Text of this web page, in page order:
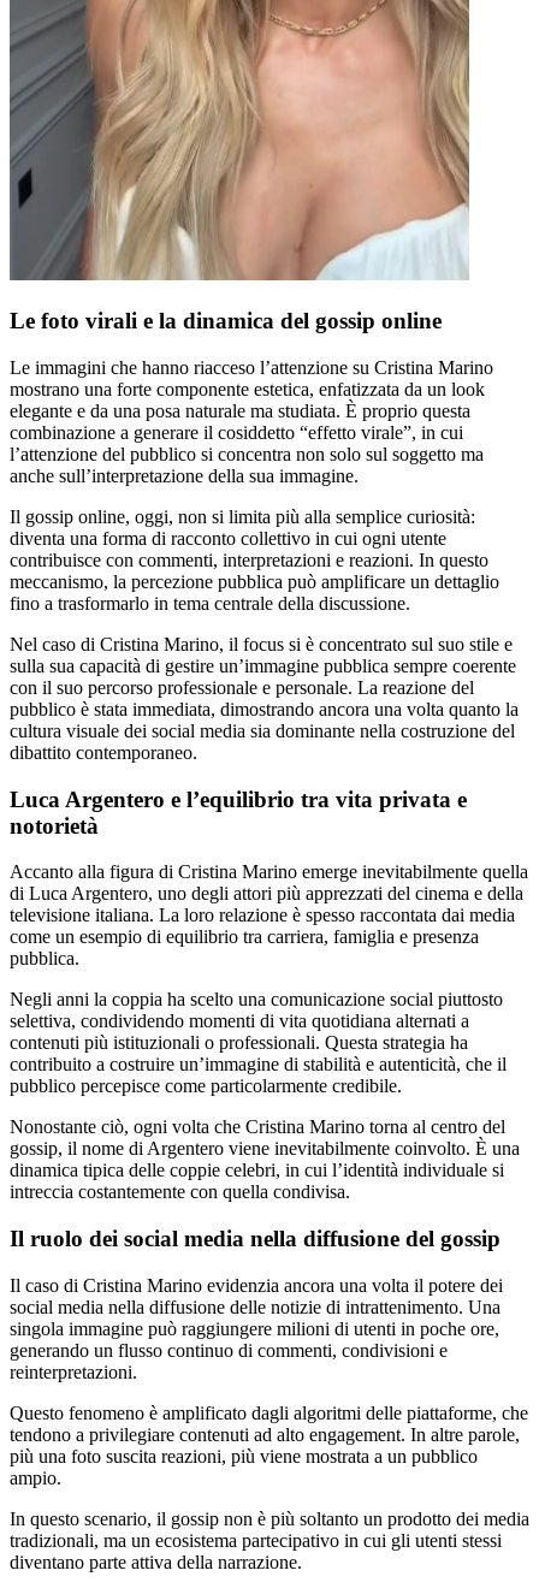
Le foto virali e la dinamica del gossip online
Le immagini che hanno riacceso l’attenzione su Cristina Marino
mostrano una forte componente estetica, enfatizzata da un look
elegante e da una posa naturale ma studiata. È proprio questa
combinazione a generare il cosiddetto “effetto virale”, in cui
l’attenzione del pubblico si concentra non solo sul soggetto ma
anche sull’interpretazione della sua immagine.
Il gossip online, oggi, non si limita più alla semplice curiosità:
diventa una forma di racconto collettivo in cui ogni utente
contribuisce con commenti, interpretazioni e reazioni. In questo
meccanismo, la percezione pubblica può amplificare un dettaglio
fino a trasformarlo in tema centrale della discussione.
Nel caso di Cristina Marino, il focus si è concentrato sul suo stile e
sulla sua capacità di gestire un’immagine pubblica sempre coerente
con il suo percorso professionale e personale. La reazione del
pubblico è stata immediata, dimostrando ancora una volta quanto la
cultura visuale dei social media sia dominante nella costruzione del
dibattito contemporaneo.
Luca Argentero e l’equilibrio tra vita privata e
notorietà
Accanto alla figura di Cristina Marino emerge inevitabilmente quella
di Luca Argentero, uno degli attori più apprezzati del cinema e della
televisione italiana. La loro relazione è spesso raccontata dai media
come un esempio di equilibrio tra carriera, famiglia e presenza
pubblica.
Negli anni la coppia ha scelto una comunicazione social piuttosto
selettiva, condividendo momenti di vita quotidiana alternati a
contenuti più istituzionali o professionali. Questa strategia ha
contribuito a costruire un’immagine di stabilità e autenticità, che il
pubblico percepisce come particolarmente credibile.
Nonostante ciò, ogni volta che Cristina Marino torna al centro del
gossip, il nome di Argentero viene inevitabilmente coinvolto. È una
dinamica tipica delle coppie celebri, in cui l’identità individuale si
intreccia costantemente con quella condivisa.
Il ruolo dei social media nella diffusione del gossip
Il caso di Cristina Marino evidenzia ancora una volta il potere dei
social media nella diffusione delle notizie di intrattenimento. Una
singola immagine può raggiungere milioni di utenti in poche ore,
generando un flusso continuo di commenti, condivisioni e
reinterpretazioni.
Questo fenomeno è amplificato dagli algoritmi delle piattaforme, che
tendono a privilegiare contenuti ad alto engagement. In altre parole,
più una foto suscita reazioni, più viene mostrata a un pubblico
ampio.
In questo scenario, il gossip non è più soltanto un prodotto dei media
tradizionali, ma un ecosistema partecipativo in cui gli utenti stessi
diventano parte attiva della narrazione.